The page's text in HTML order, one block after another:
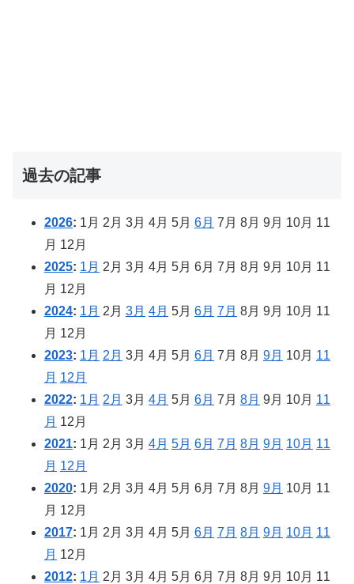
過去の記事
2026: 1月 2月 3月 4月 5月 6月 7月 8月 9月 10月 11
月 12月
2025: 1月 2月 3月 4月 5月 6月 7月 8月 9月 10月 11
月 12月
2024: 1月 2月 3月 4月 5月 6月 7月 8月 9月 10月 11
月 12月
2023: 1月 2月 3月 4月 5月 6月 7月 8月 9月 10月 11
月 12月
2022: 1月 2月 3月 4月 5月 6月 7月 8月 9月 10月 11
月 12月
2021: 1月 2月 3月 4月 5月 6月 7月 8月 9月 10月 11
月 12月
2020: 1月 2月 3月 4月 5月 6月 7月 8月 9月 10月 11
月 12月
2017: 1月 2月 3月 4月 5月 6月 7月 8月 9月 10月 11
月 12月
2012: 1月 2月 3月 4月 5月 6月 7月 8月 9月 10月 11